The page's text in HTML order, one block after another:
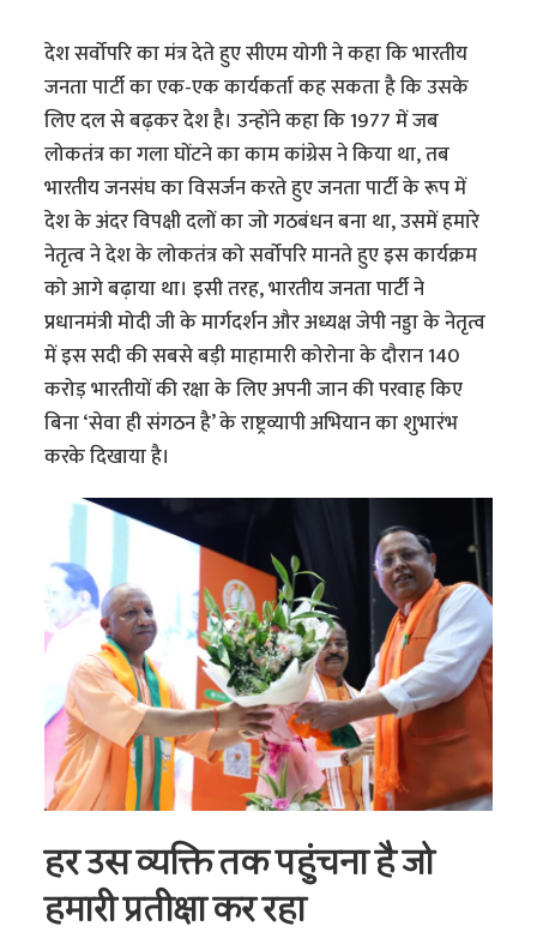
देश सर्वोपरि का मंत्र देते हुए सीएम योगी ने कहा कि भारतीय
जनता पार्टी का एक-एक कार्यकर्ता कह सकता है कि उसके
लिए दल से बढ़कर देश है। उन्होंने कहा कि 1977 में जब
लोकतंत्र का गला घोंटने का काम कांग्रेस ने किया था, तब
भारतीय जनसंघ का विसर्जन करते हुए जनता पार्टी के रूप में
देश के अंदर विपक्षी दलों का जो गठबंधन बना था, उसमें हमारे
नेतृत्व ने देश के लोकतंत्र को सर्वोपरि मानते हुए इस कार्यक्रम
को आगे बढ़ाया था। इसी तरह, भारतीय जनता पार्टी ने
प्रधानमंत्री मोदी जी के मार्गदर्शन और अध्यक्ष जेपी नड्डा के नेतृत्व
में इस सदी की सबसे बड़ी माहामारी कोरोना के दौरान 140
करोड़ भारतीयों की रक्षा के लिए अपनी जान की परवाह किए
बिना ‘सेवा ही संगठन है’ के राष्ट्रव्यापी अभियान का शुभारंभ
करके दिखाया है।
हर उस व्यक्ति तक पहुंचना है जो
हमारी प्रतीक्षा कर रहा